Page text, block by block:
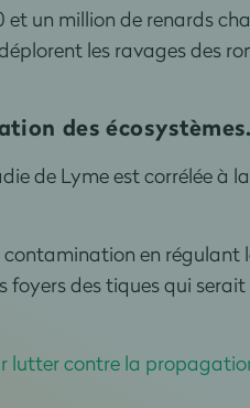
un million de renards
les ravages des
des écosystèmes.
de Lyme est corrélée à
en régulant
foyers des tiques qui
lutter contre la